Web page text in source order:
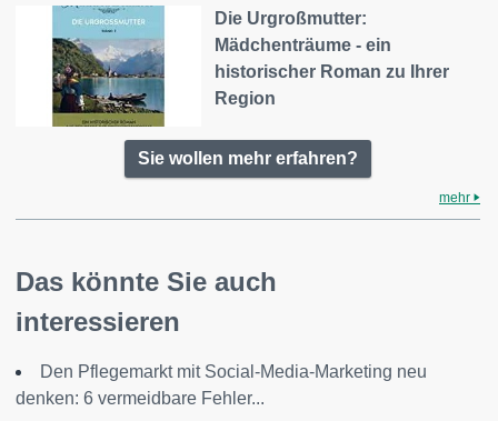
Die Urgroßmutter:
Mädchenträume - ein
historischer Roman zu Ihrer
Region
Sie wollen mehr erfahren?
mehr
Das könnte Sie auch
interessieren
Den Pflegemarkt mit Social-Media-Marketing neu
denken: 6 vermeidbare Fehler...